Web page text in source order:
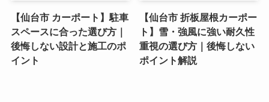
【仙台市 カーポート】駐車
スペースに合った選び方｜
後悔しない設計と施工のポ
イント
【仙台市 折板屋根カーポー
ト】雪・強風に強い耐久性
重視の選び方｜後悔しない
ポイント解説